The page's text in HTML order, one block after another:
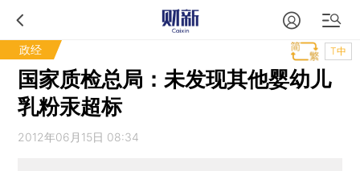
政经 T中
国家质检总局：未发现其他婴幼儿
乳粉汞超标
2012年06月15日 08:34